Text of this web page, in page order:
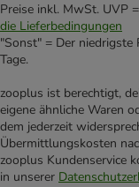
Preise inkl. MwSt. UVP
die Lieferbedingungen
"Sonst" = Der
Tage.
zooplus ist berechtigt,
eigene ähnliche Waren
dem jederzeit
Übermittlungskosten
zooplus Kundenservice
in unserer